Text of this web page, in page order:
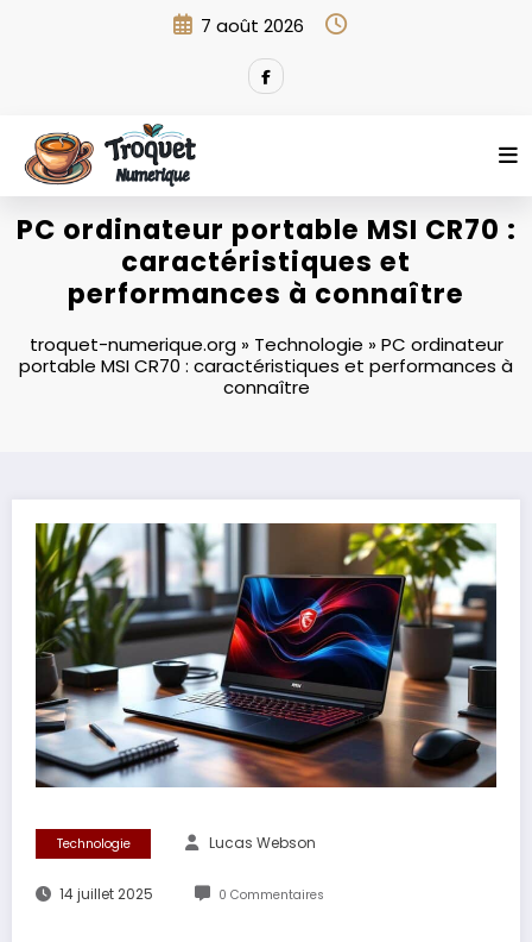
7 août 2026
PC ordinateur portable MSI CR70 :
caractéristiques et
performances à connaître
troquet-numerique.org» Technologie »PC ordinateur
portable MSI CR70 : caractéristiques et performances à
connaître
Technologie Lucas Webson
14 juillet 2025 0 Commentaires